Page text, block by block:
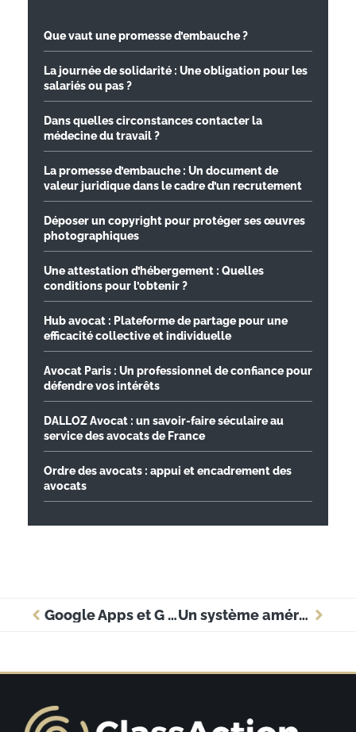
Que vaut une promesse d’embauche ?
La journée de solidarité : Une obligation pour les
salariés ou pas ?
Dans quelles circonstances contacter la
médecine du travail ?
La promesse d’embauche : Un document de
valeur juridique dans le cadre d’un recrutement
Déposer un copyright pour protéger ses œuvres
photographiques
Une attestation d’hébergement : Quelles
conditions pour l’obtenir ?
Hub avocat : Plateforme de partage pour une
efficacité collective et individuelle
Avocat Paris : Un professionnel de confiance pour
défendre vos intérêts
DALLOZ Avocat : un savoir-faire séculaire au
service des avocats de France
Ordre des avocats : appui et encadrement des
avocats
Google Apps et G Suite pour les avocats Un système américain de gouvernance des données : À l’appui des fiduciaires de l’information